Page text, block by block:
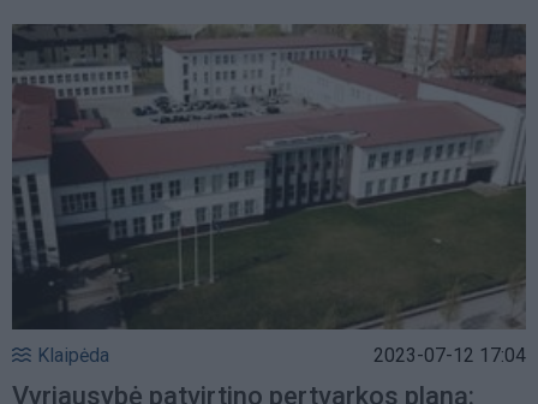
Klaipėda 2023-07-12 17:04
Vyriausybė patvirtino pertvarkos planą: